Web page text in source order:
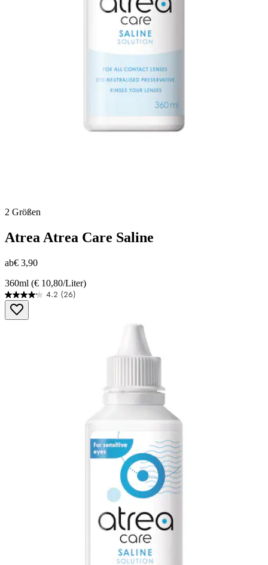
2 Größen
Atrea Atrea Care Saline
ab€ 3,90
360ml (€ 10,80/Liter)
4.2 (26)
4.2
von
5